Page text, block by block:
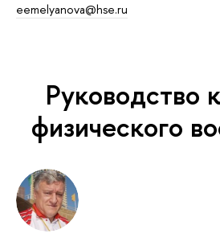
eemelyanova@hse.ru
Руководство
физического